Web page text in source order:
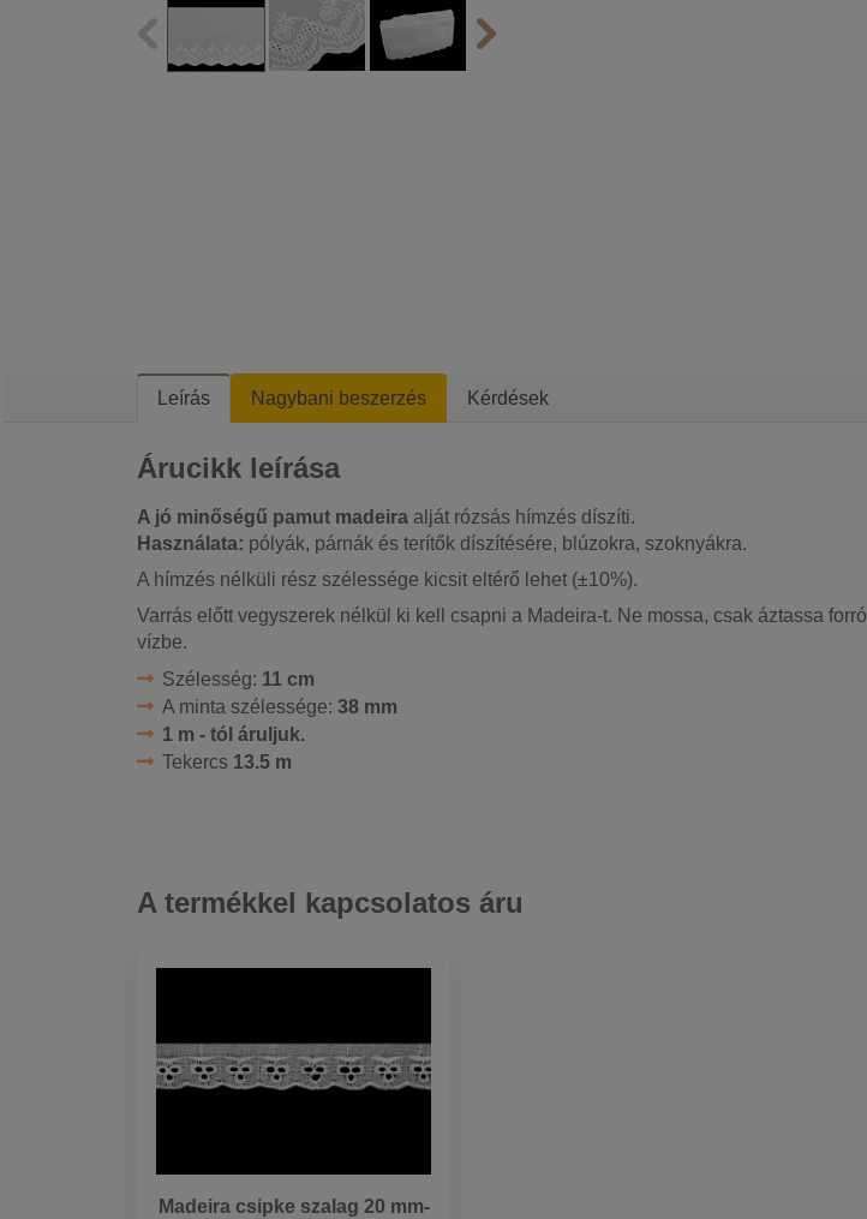
Leírás Nagybani beszerzés Kérdések
Árucikk leírása
A jó minőségű pamut madeira alját rózsás hímzés díszíti.
Használata: pólyák, párnák és terítők díszítésére, blúzokra, szoknyákra.
A hímzés nélküli rész szélessége kicsit eltérő lehet (±10%).
Varrás előtt vegyszerek nélkül ki kell csapni a Madeira-t. Ne mossa, csak áztassa forró
vízbe.
Szélesség: 11 cm
A minta szélessége: 38 mm
1 m - tól áruljuk.
Tekercs 13.5 m
A termékkel kapcsolatos áru
Madeira csipke szalag 20 mm-